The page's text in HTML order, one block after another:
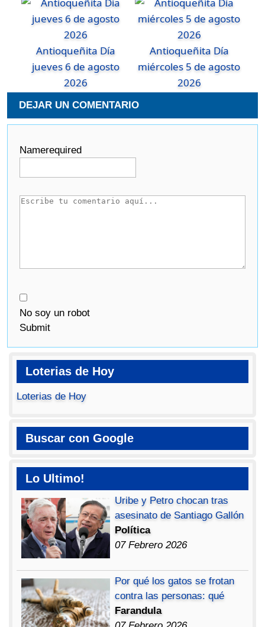
Antioqueñita Día
jueves 6 de agosto
2026
Antioqueñita Día
miércoles 5 de agosto
2026
DEJAR UN COMENTARIO
Namerequired
No soy un robot
Submit
Loterias de Hoy
Loterias de Hoy
Buscar con Google
Lo Ultimo!
Uribe y Petro chocan tras
asesinato de Santiago Gallón
Política
07 Febrero 2026
Por qué los gatos se frotan
contra las personas: qué
Farandula